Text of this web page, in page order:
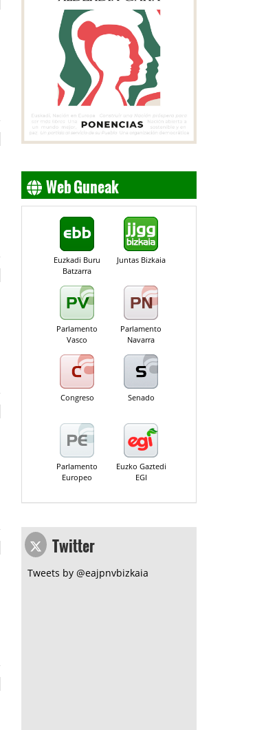
Web Guneak
Euzkadi Buru
Batzarra
Juntas Bizkaia
Parlamento
Vasco
Parlamento
Navarra
Congreso Senado
Parlamento
Europeo
Euzko Gaztedi
EGI
Twitter
Tweets by @eajpnvbizkaia